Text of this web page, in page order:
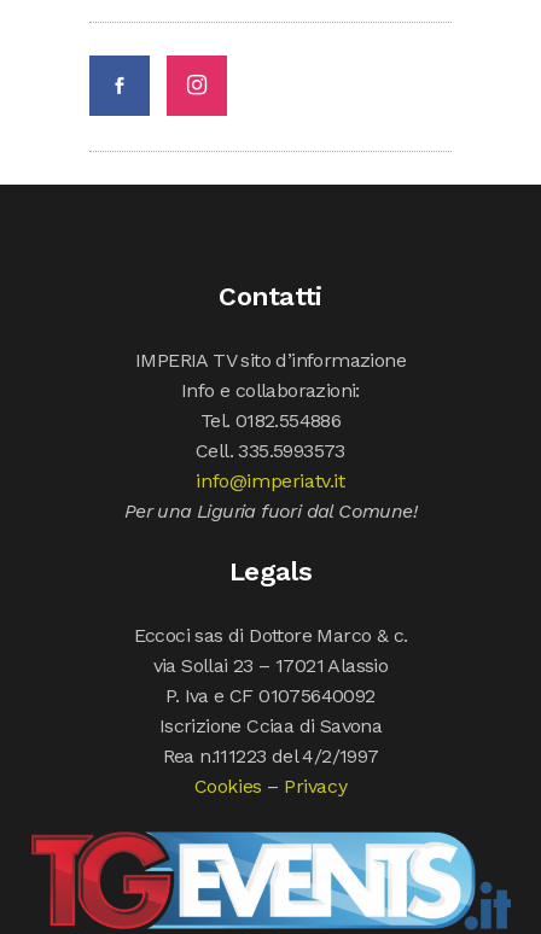
Contatti
IMPERIA TV sito d’informazione
Info e collaborazioni:
Tel. 0182.554886
Cell. 335.5993573
info@imperiatv.it
Per una Liguria fuori dal Comune!
Legals
Eccoci sas di Dottore Marco & c.
via Sollai 23 – 17021 Alassio
P. Iva e CF 01075640092
Iscrizione Cciaa di Savona
Rea n.111223 del 4/2/1997
Cookies – Privacy